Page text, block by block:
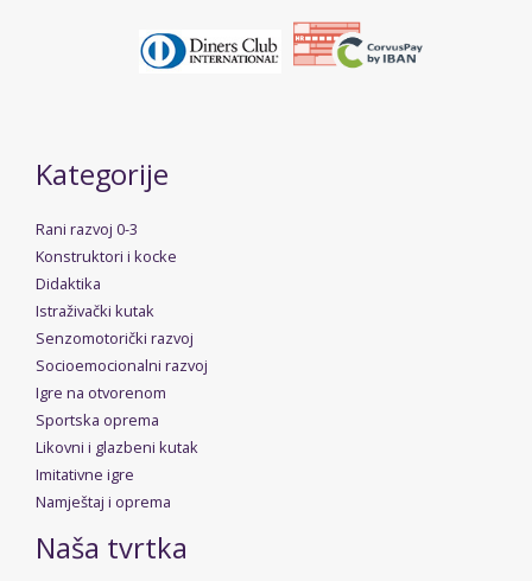
Kategorije
Rani razvoj 0-3
Konstruktori i kocke
Didaktika
Istraživački kutak
Senzomotorički razvoj
Socioemocionalni razvoj
Igre na otvorenom
Sportska oprema
Likovni i glazbeni kutak
Imitativne igre
Namještaj i oprema
Naša tvrtka